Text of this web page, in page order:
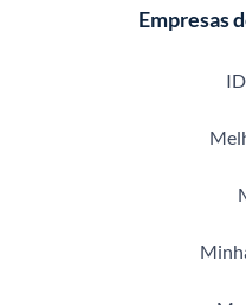
Empresas